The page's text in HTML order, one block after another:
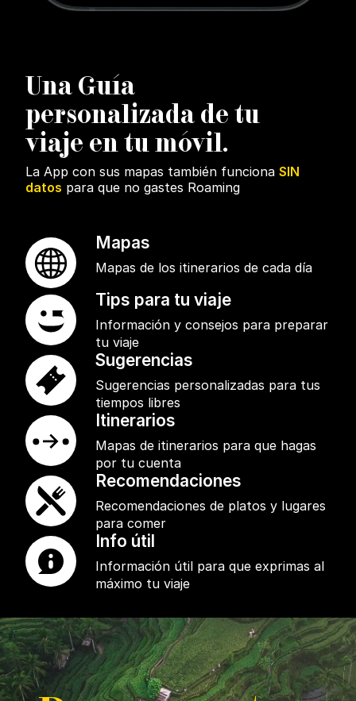
Una Guía
personalizada de tu
viaje en tu móvil.
La App con sus mapas también funciona SIN
datos para que no gastes Roaming
Mapas
Mapas de los itinerarios de cada día
Tips para tu viaje
Información y consejos para preparar
tu viaje
Sugerencias
Sugerencias personalizadas para tus
tiempos libres
Itinerarios
Mapas de itinerarios para que hagas
por tu cuenta
Recomendaciones
Recomendaciones de platos y lugares
para comer
Info útil
Información útil para que exprimas al
máximo tu viaje